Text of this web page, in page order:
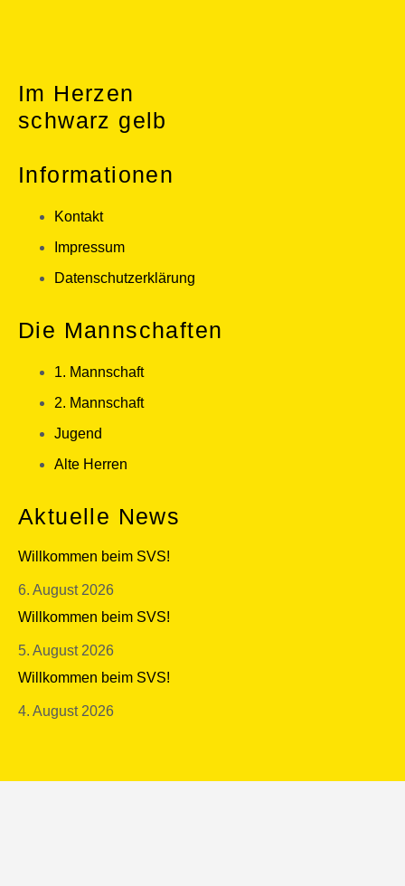
Im Herzen
schwarz gelb
Informationen
Kontakt
Impressum
Datenschutzerklärung
Die Mannschaften
1. Mannschaft
2. Mannschaft
Jugend
Alte Herren
Aktuelle News
Willkommen beim SVS!
6. August 2026
Willkommen beim SVS!
5. August 2026
Willkommen beim SVS!
4. August 2026